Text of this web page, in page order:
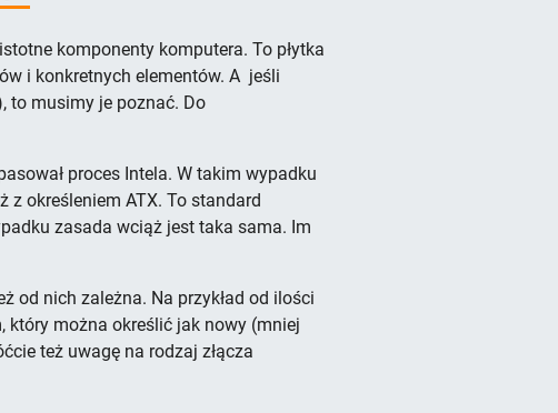
komponenty komputera. To płytka
i konkretnych elementów. A jeśli
to musimy je poznać. Do
proces Intela. W takim wypadku
określeniem ATX. To standard
zasada wciąż jest taka sama. Im
od nich zależna. Na przykład od ilości
który można określić jak nowy (mniej
też uwagę na rodzaj złącza